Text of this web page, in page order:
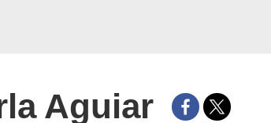
Aguiar